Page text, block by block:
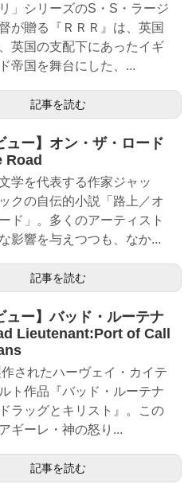
」シリーズのS・S・ラージ
が贈る『ＲＲＲ』は、英国
英国の支配下にあったイギ
帝国を舞台にした、...
記事を読む
ュー】オン・ザ・ロード
Road
学を代表する作家ジャッ
クの自伝的小説「路上／オ
ド」。多くのアーティスト
影響を与えつつも、なか...
記事を読む
ュー】バッド・ルーテナ
Lieutenant:Port of Call
されたハーヴェイ・カイテ
ト作品『バッド・ルーテナ
ラッグとキリスト』。この
ギーレ・神の怒り...
記事を読む